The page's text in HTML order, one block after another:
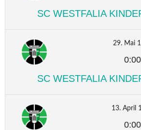
SC WESTFALIA
29. Mai
0:00
SC WESTFALIA
13. April
0:00